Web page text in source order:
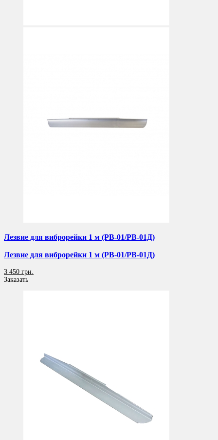
Лезвие для виброрейки 1 м (РВ-01/РВ-01Д)
Лезвие для виброрейки 1 м (РВ-01/РВ-01Д)
3 450 грн.
Заказать